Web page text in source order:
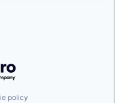
policy